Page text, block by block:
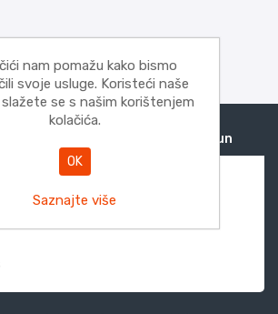
Moj račun
nam pomažu kako bismo
svoje usluge. Koristeći naše
se s našim korištenjem
kolačića.
OK
Saznajte više